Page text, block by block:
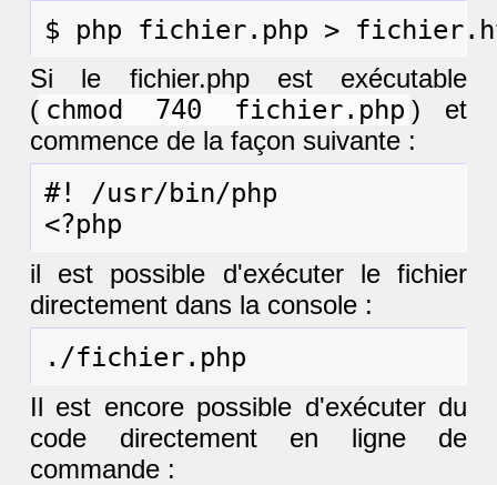
Si le fichier.php est exécutable
( chmod 740 fichier.php ) et
commence de la façon suivante :
#! /usr/bin/php
il est possible d'exécuter le fichier
directement dans la console :
Il est encore possible d'exécuter du
code directement en ligne de
commande :